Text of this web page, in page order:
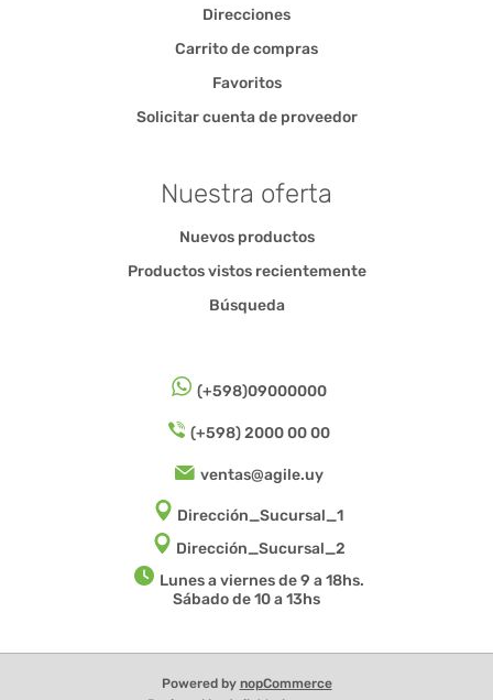
Direcciones
Carrito de compras
Favoritos
Solicitar cuenta de proveedor
Nuestra oferta
Nuevos productos
Productos vistos recientemente
Búsqueda
(+598)09000000
(+598) 2000 00 00
ventas@agile.uy
Dirección_Sucursal_1
Dirección_Sucursal_2
Lunes a viernes de 9 a 18hs.
Sábado de 10 a 13hs
Powered by nopCommerce